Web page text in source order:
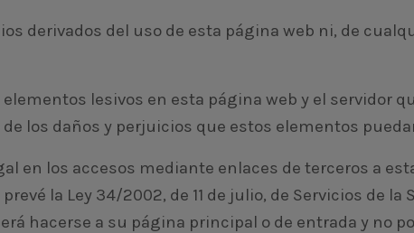
derivados del uso de esta página web ni, de
lesivos en esta página web y el servidor
los daños y perjuicios que estos elementos
en los accesos mediante enlaces de terceros a
la Ley 34/2002, de 11 de julio, de Servicios de
hacerse a su página principal o de entrada y no